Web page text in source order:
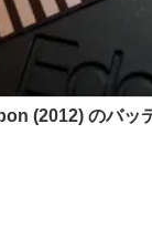
(2012) のバッ